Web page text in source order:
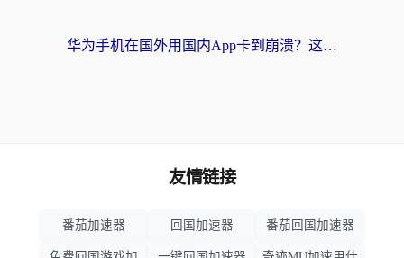
华为手机在国外用国内App卡到崩溃？这篇加速器指南帮你无缝刷剧打游戏
友情链接
番茄加速器 回国加速器 番茄回国加速器